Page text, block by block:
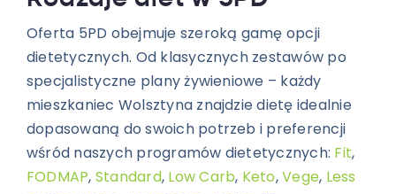
Oferta 5PD obejmuje szeroką gamę opcji
dietetycznych. Od klasycznych zestawów po
specjalistyczne plany żywieniowe – każdy
mieszkaniec Wolsztyna znajdzie dietę idealnie
dopasowaną do swoich potrzeb i preferencji
wśród naszych programów dietetycznych: Fit,
FODMAP, Standard, Low Carb, Keto,Vege, Less